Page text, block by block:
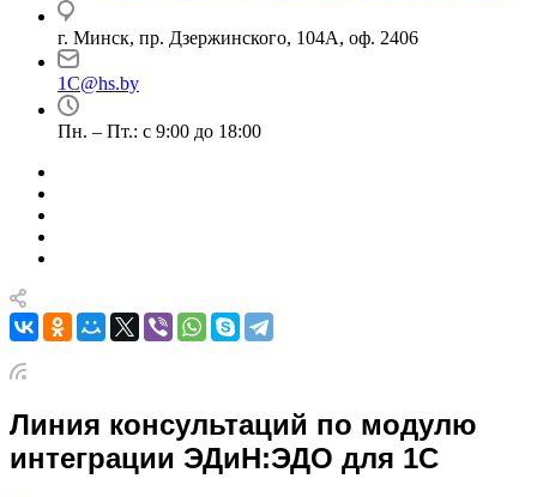
г. Минск, пр. Дзержинского, 104А, оф. 2406
1C@hs.by
Пн. – Пт.: с 9:00 до 18:00
Линия консультаций по модулю
интеграции ЭДиН:ЭДО для 1С